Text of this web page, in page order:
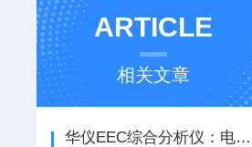
ARTICLE
相关文章
华仪EEC综合分析仪：电力系统“全科医生”，一站式诊断运行隐患